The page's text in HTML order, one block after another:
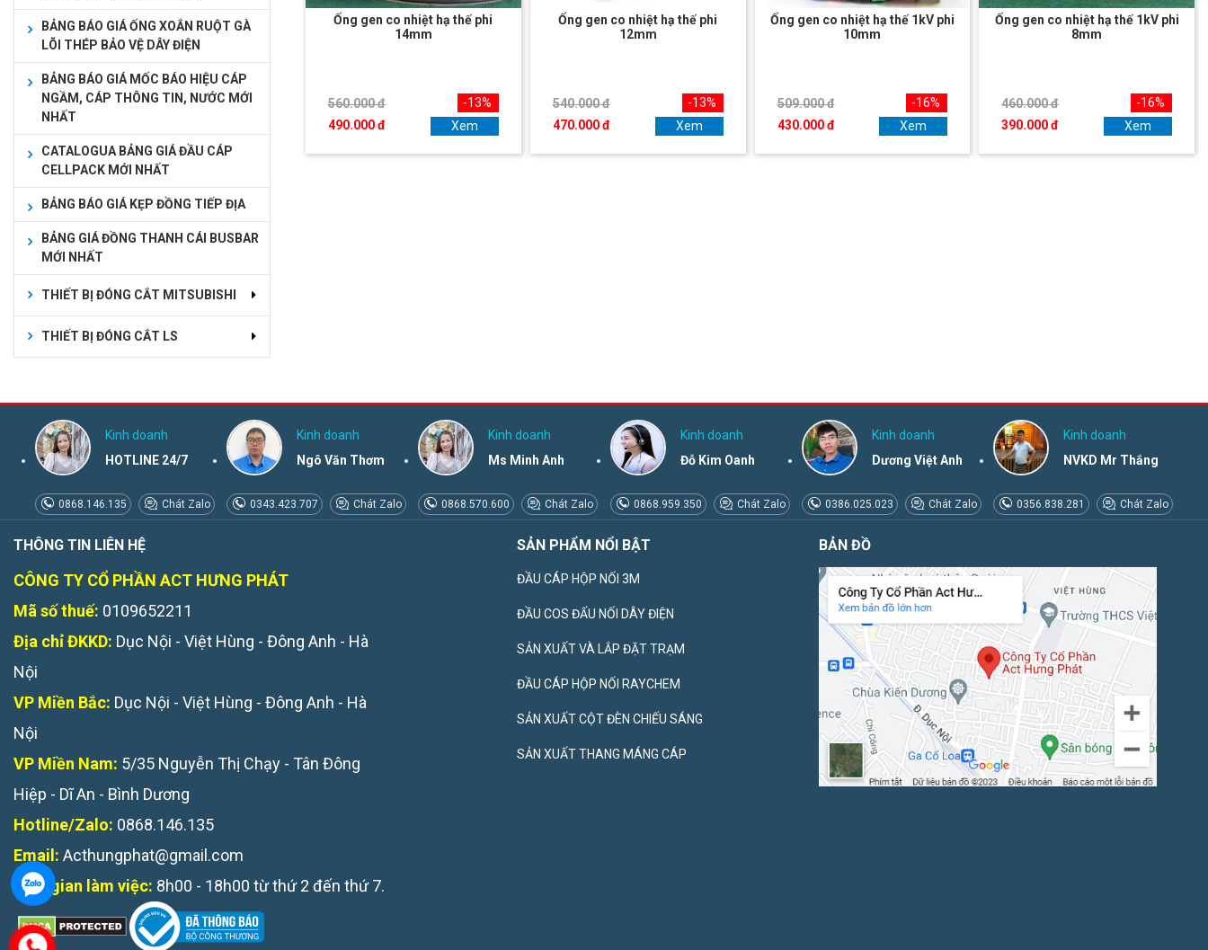
BẢNG BÁO GIÁ ỐNG XOẮN RUỘT GÀ
LÕI THÉP BẢO VỆ DÂY ĐIỆN
BẢNG BÁO GIÁ MỐC BÁO HIỆU CÁP
NGẦM, CÁP THÔNG TIN, NƯỚC MỚI
NHẤT
CATALOGUA BẢNG GIÁ ĐẦU CÁP
CELLPACK MỚI NHẤT
BẢNG BÁO GIÁ KẸP ĐỒNG TIẾP ĐỊA
BẢNG GIÁ ĐỒNG THANH CÁI BUSBAR
MỚI NHẤT
THIẾT BỊ ĐÓNG CẮT MITSUBISHI
THIẾT BỊ ĐÓNG CẮT LS
Ống gen co nhiệt hạ thế phi
14mm
560.000 đ
490.000 đ
-13%
Xem
Ống gen co nhiệt hạ thế phi
12mm
540.000 đ
470.000 đ
-13%
Xem
Ống gen co nhiệt hạ thế 1kV phi
10mm
509.000 đ
430.000 đ
-16%
Xem
Ống gen co nhiệt hạ thế 1kV phi
8mm
460.000 đ
390.000 đ
-16%
Xem
Kinh doanh
HOTLINE 24/7
0868.146.135 Chát Zalo
Kinh doanh
Ngô Văn Thơm
0343.423.707 Chát Zalo
Kinh doanh
Ms Minh Anh
0868.570.600 Chát Zalo
Kinh doanh
Đỗ Kim Oanh
0868.959.350 Chát Zalo
Kinh doanh
Dương Việt Anh
0386.025.023 Chát Zalo
Kinh doanh
NVKD Mr Thắng
0356.838.281 Chát Zalo
THÔNG TIN LIÊN HỆ
CÔNG TY CỔ PHẦN ACT HƯNG PHÁT
Mã số thuế: 0109652211
Địa chỉ ĐKKD: Dục Nội - Việt Hùng - Đông Anh - Hà
Nội
VP Miền Bắc: Dục Nội - Việt Hùng - Đông Anh - Hà
Nội
VP Miền Nam: 5/35 Nguyễn Thị Chạy - Tân Đông
Hiệp - Dĩ An - Bình Dương
Hotline/Zalo: 0868.146.135
Email: Acthungphat@gmail.com
Thời gian làm việc: 8h00 - 18h00 từ thứ 2 đến thứ 7.
SẢN PHẨM NỔI BẬT
ĐẦU CÁP HỘP NỐI 3M
ĐẦU COS ĐẤU NỐI DÂY ĐIỆN
SẢN XUẤT VÀ LẮP ĐẶT TRẠM
ĐẦU CÁP HỘP NỐI RAYCHEM
SẢN XUẤT CỘT ĐÈN CHIẾU SÁNG
SẢN XUẤT THANG MÁNG CÁP
BẢN ĐỒ